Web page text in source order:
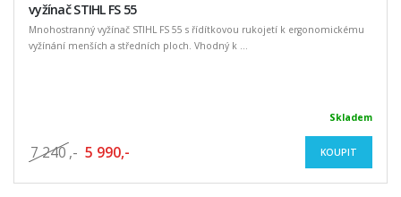
vyžínač STIHL FS 55
Mnohostranný vyžínač STIHL FS 55 s řídítkovou rukojetí k ergonomickému
vyžínání menších a středních ploch. Vhodný k ...
Skladem
7 240 ,- 5 990,- KOUPIT